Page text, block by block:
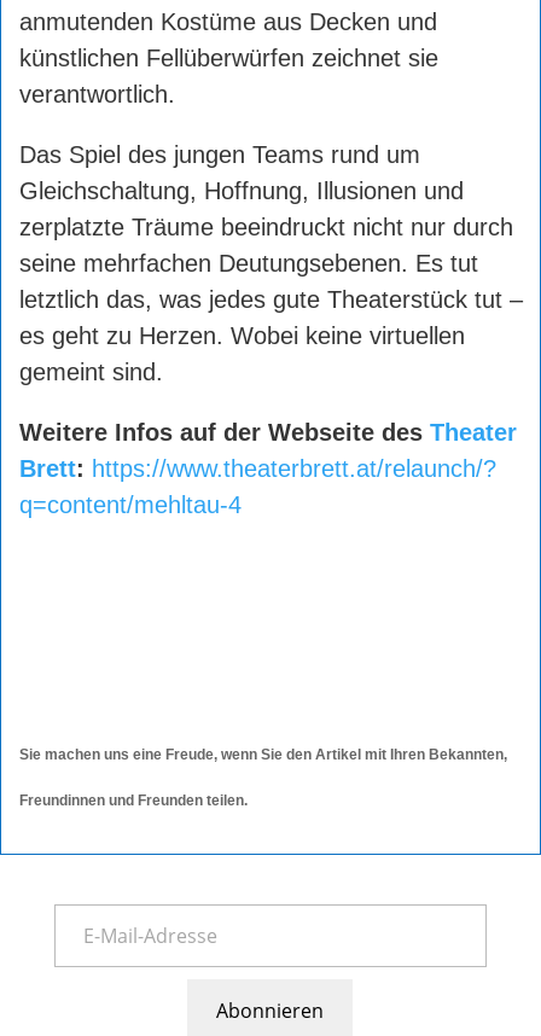
anmutenden Kostüme aus Decken und
künstlichen Fellüberwürfen zeichnet sie
verantwortlich.
Das Spiel des jungen Teams rund um
Gleichschaltung, Hoffnung, Illusionen und
zerplatzte Träume beeindruckt nicht nur durch
seine mehrfachen Deutungsebenen. Es tut
letztlich das, was jedes gute Theaterstück tut –
es geht zu Herzen. Wobei keine virtuellen
gemeint sind.
Weitere Infos auf der Webseite des Theater
Brett: https://www.theaterbrett.at/relaunch/?
q=content/mehltau-4
Sie machen uns eine Freude, wenn Sie den Artikel mit Ihren Bekannten,
Freundinnen und Freunden teilen.
Abonnieren